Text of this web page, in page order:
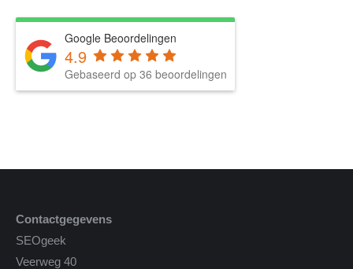
Google Beoordelingen
4.9
Gebaseerd op 36 beoordelingen
Contactgegevens
SEOgeek
Veerweg 40